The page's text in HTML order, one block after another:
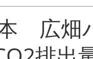
広畑